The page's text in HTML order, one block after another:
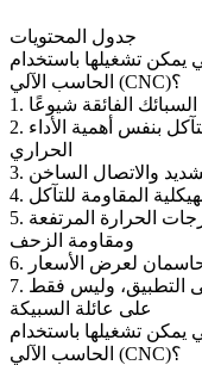
جدول المحتويات
يمكن تشغيلها باستخدام
الحاسب الآلي (CNC)؟
الفائقة شيوعًا
2. يُستخدم هاستيلوي عندما تكون مقاومة التآكل بنفس أهمية الأداء
الحراري
والاتصال الساخن
المقاومة للتآكل
5. يُستخدم نيمونيك للقوة العالية في درجات الحرارة المرتفعة
ومقاومة الزحف
حاسمان لعرض الأسعار
7. يعتمد أفضل اختيار للسبائك الفائقة على التطبيق، وليس فقط
على عائلة السبيكة
يمكن تشغيلها باستخدام
الحاسب الآلي (CNC)؟